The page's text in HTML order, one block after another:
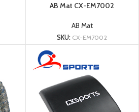
AB Mat CX-EM7002
AB Mat
SKU: CX-EM7002